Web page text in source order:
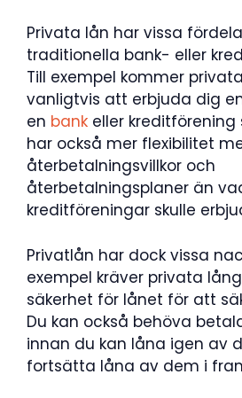
Privata lån har vissa
traditionella bank- eller
Till exempel kommer
vanligtvis att erbjuda dig
en bank eller kreditförening
har också mer flexibilitet
återbetalningsvillkor och
återbetalningsplaner än
kreditföreningar skulle
Privatlån har dock vissa
exempel kräver privata
säkerhet för lånet för att
Du kan också behöva
innan du kan låna igen av
fortsätta låna av dem i